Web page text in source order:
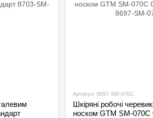
Артикул: 8697-SM-070C
Шкіряні робочі
носком GTM SM-070C